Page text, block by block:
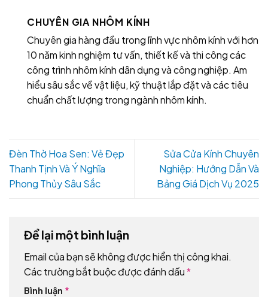
CHUYÊN GIA NHÔM KÍNH
Chuyên gia hàng đầu trong lĩnh vực nhôm kính với hơn
10 năm kinh nghiệm tư vấn, thiết kế và thi công các
công trình nhôm kính dân dụng và công nghiệp. Am
hiểu sâu sắc về vật liệu, kỹ thuật lắp đặt và các tiêu
chuẩn chất lượng trong ngành nhôm kính.
Đèn Thờ Hoa Sen: Vẻ Đẹp
Thanh Tịnh Và Ý Nghĩa
Phong Thủy Sâu Sắc
Sửa Cửa Kính Chuyên
Nghiệp: Hướng Dẫn Và
Bảng Giá Dịch Vụ 2025
Để lại một bình luận
Email của bạn sẽ không được hiển thị công khai.
Các trường bắt buộc được đánh dấu*
Bình luận *